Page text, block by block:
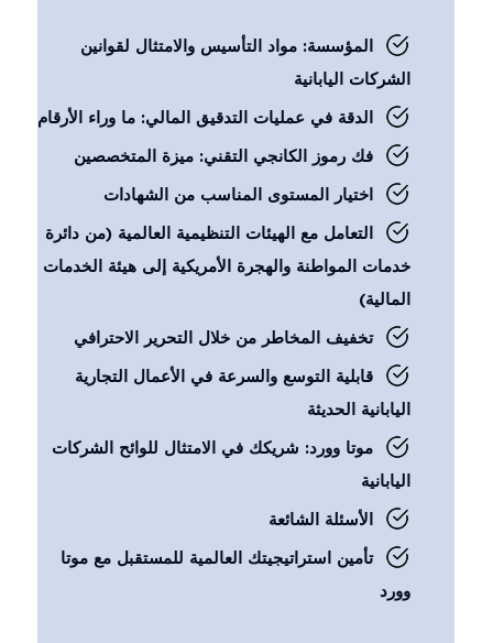
المؤسسة: مواد التأسيس والامتثال لقوانين
الشركات اليابانية
الدقة في عمليات التدقيق المالي: ما وراء الأرقام
فك رموز الكانجي التقني: ميزة المتخصصين
اختيار المستوى المناسب من الشهادات
التعامل مع الهيئات التنظيمية العالمية (من دائرة
خدمات المواطنة والهجرة الأمريكية إلى هيئة الخدمات
المالية)
تخفيف المخاطر من خلال التحرير الاحترافي
قابلية التوسع والسرعة في الأعمال التجارية
اليابانية الحديثة
موتا وورد: شريكك في الامتثال للوائح الشركات
اليابانية
الأسئلة الشائعة
تأمين استراتيجيتك العالمية للمستقبل مع موتا
وورد